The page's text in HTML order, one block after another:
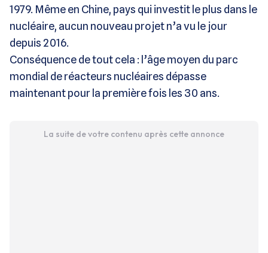
1979. Même en Chine, pays qui investit le plus dans le
nucléaire, aucun nouveau projet n’a vu le jour
depuis 2016.
Conséquence de tout cela : l’âge moyen du parc
mondial de réacteurs nucléaires dépasse
maintenant pour la première fois les 30 ans.
La suite de votre contenu après cette annonce